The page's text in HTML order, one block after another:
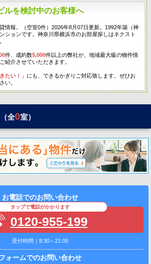
ルを検討中のお客様へ
情報。（空室0件）2026年8月07日更新。1992年築（神
ションです。神奈川県横浜市のお部屋探しはネクスト
件、成約数5,000件以上の弊社が、地域最大級の物件情
紹介させていただきます。
たい！
」にも、できるかぎりご対応致します。ぜひお
い。
全0室）
お電話でのお問い合わせ
タップで電話がかかります
0120-955-199
受付時間｜8:30～21:00
ォームでのお問い合わせ